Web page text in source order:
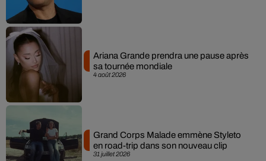
4 août 2026
Ariana Grande prendra une pause après
sa tournée mondiale
31 juillet 2026
Grand Corps Malade emmène Styleto
en road-trip dans son nouveau clip